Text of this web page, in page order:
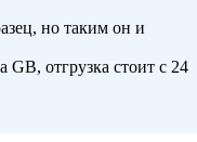
но таким он и
GB, отгрузка стоит с 24